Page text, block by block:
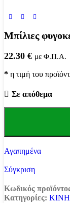
Μπίλιες
22.30 € με Φ.Π.Α.
* η τιμή του
Σε απόθεμα
Αγαπημένα
Σύγκριση
Κωδικός
Κατηγορίες: